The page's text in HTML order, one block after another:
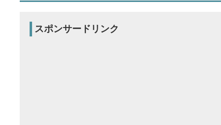
スポンサードリンク